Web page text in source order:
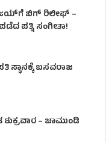
ಬಿಗ್ ರಿಲೀಫ್ –
ಪತ್ನಿ ಸಂಗೀತಾ!
ಸ್ಥಾನಕ್ಕೆ ಬಸವರಾಜ
– ಚಾಮುಂಡಿ